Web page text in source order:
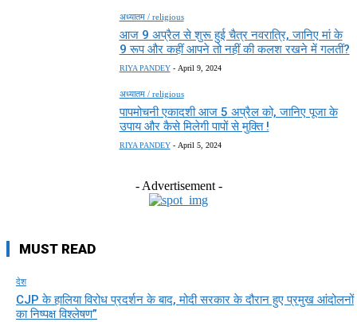
अध्यातम / religious
आज 9 अप्रैल से शुरू हुई चैत्र नवरात्रि, जानिए मां के
9 रूप और कहीं आपने तो नहीं की कलश रखने में गलतीं?
RIYA PANDEY - April 9, 2024
अध्यातम / religious
पापमोचनी एकादशी आज 5 अप्रैल को, जानिए पूजा के
उपाय और कैसे मिलेगी पापों से मुक्ति !
RIYA PANDEY - April 5, 2024
- Advertisement -
MUST READ
देश
CJP के हालिया विरोध प्रदर्शन के बाद, मोदी सरकार के दौरान हुए प्रमुख आंदोलनों
का निष्पक्ष विश्लेषण”